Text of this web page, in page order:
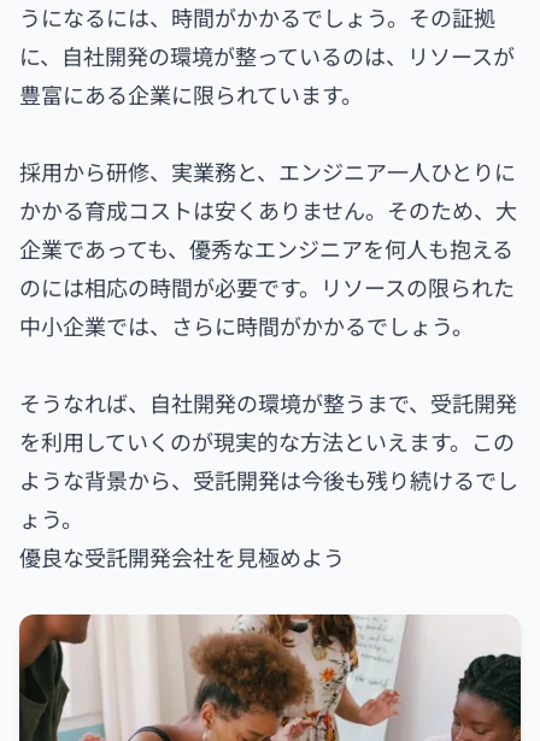
うになるには、時間がかかるでしょう。その証拠
に、自社開発の環境が整っているのは、リソースが
豊富にある企業に限られています。
採用から研修、実業務と、エンジニア一人ひとりに
かかる育成コストは安くありません。そのため、大
企業であっても、優秀なエンジニアを何人も抱える
のには相応の時間が必要です。リソースの限られた
中小企業では、さらに時間がかかるでしょう。
そうなれば、自社開発の環境が整うまで、受託開発
を利用していくのが現実的な方法といえます。この
ような背景から、受託開発は今後も残り続けるでし
ょう。
優良な受託開発会社を見極めよう